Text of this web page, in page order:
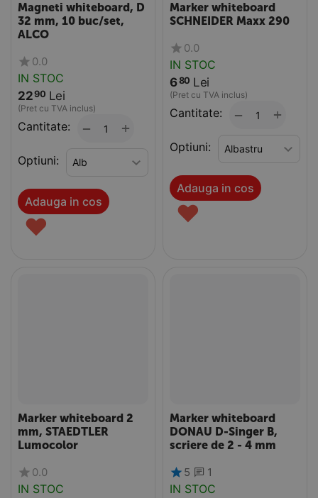
Magneti whiteboard, D
32 mm, 10 buc/set,
ALCO
0.0
IN STOC
2290 Lei
(Pret cu TVA inclus)
Cantitate: +
−
Optiuni:
Adauga in cos
♥
Marker whiteboard
SCHNEIDER Maxx 290
0.0
IN STOC
680 Lei
(Pret cu TVA inclus)
Cantitate: +
−
Optiuni:
Adauga in cos
♥
Marker whiteboard 2
mm, STAEDTLER
Lumocolor
0.0
IN STOC
Marker whiteboard
DONAU D-Singer B,
scriere de 2 - 4 mm
5
1
IN STOC